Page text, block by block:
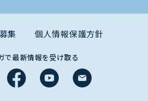
集 個人情報保護方針
で最新情報を受け取る